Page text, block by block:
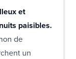
et
paisibles.
de
un